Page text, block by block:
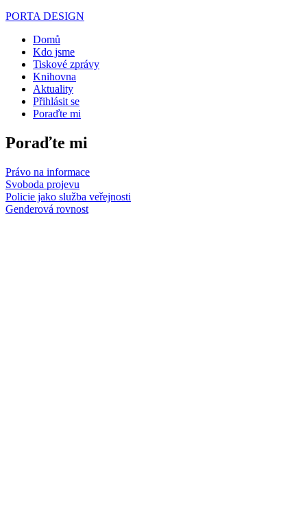
PORTA DESIGN
Domů
Kdo jsme
Tiskové zprávy
Knihovna
Aktuality
Přihlásit se
Poraďte mi
Poraďte mi
Právo na informace
Svoboda projevu
Policie jako služba veřejnosti
Genderová rovnost